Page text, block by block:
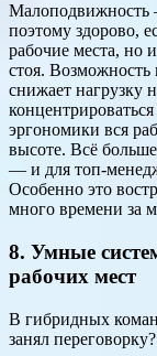
Малоподвижность
поэтому здорово,
рабочие места, но
стоя. Возможность
снижает нагрузку
эргономики вся
высоте. Всё
— и для топ-
Особенно это
много времени за
8. Умные
рабочих мест
В гибридных
занял